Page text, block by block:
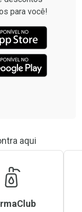
para você!
aqui